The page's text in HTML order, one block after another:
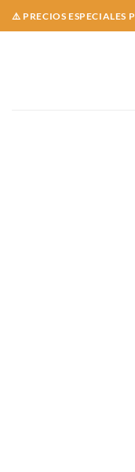
Skip
to
⚠️ PRECIOS ESPECIALES